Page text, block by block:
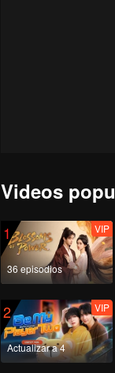
Videos
1
36 episodios
VIP
2
Actualizar a 4
VIP